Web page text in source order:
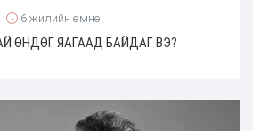
6 жилийн өмнө
ӨНДӨГ ЯАГААД БАЙДАГ ВЭ?